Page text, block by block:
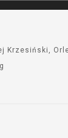
Krzesiński